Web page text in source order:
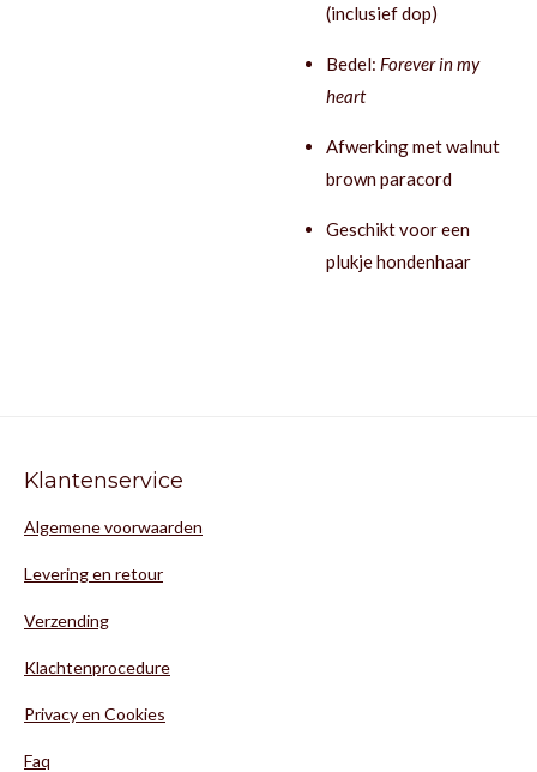
(inclusief dop)
Bedel: Forever in my
heart
Afwerking met walnut
brown paracord
Geschikt voor een
plukje hondenhaar
Klantenservice
Algemene voorwaarden
Levering en retour
Verzending
Klachtenprocedure
Privacy en Cookies
Faq